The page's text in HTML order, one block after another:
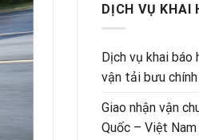
DỊCH VỤ KHAI
Dịch vụ khai báo
vận tải bưu
Giao nhận vận
Quốc – Việt Nam